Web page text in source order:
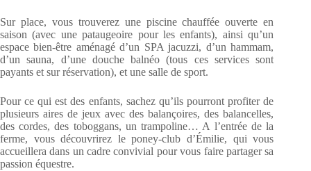
Sur place, vous trouverez une piscine chauffée ouverte en
saison (avec une pataugeoire pour les enfants), ainsi qu’un
espace bien-être aménagé d’un SPA jacuzzi, d’un hammam,
d’un sauna, d’une douche balnéo (tous ces services sont
payants et sur réservation), et une salle de sport.
Pour ce qui est des enfants, sachez qu’ils pourront profiter de
plusieurs aires de jeux avec des balançoires,des balancelles,
des cordes, des toboggans, un trampoline… A l’entrée de la
ferme, vous découvrirez le poney-club d’Émilie, qui vous
accueillera dans un cadre convivial pour vous faire partager sa
passion équestre.